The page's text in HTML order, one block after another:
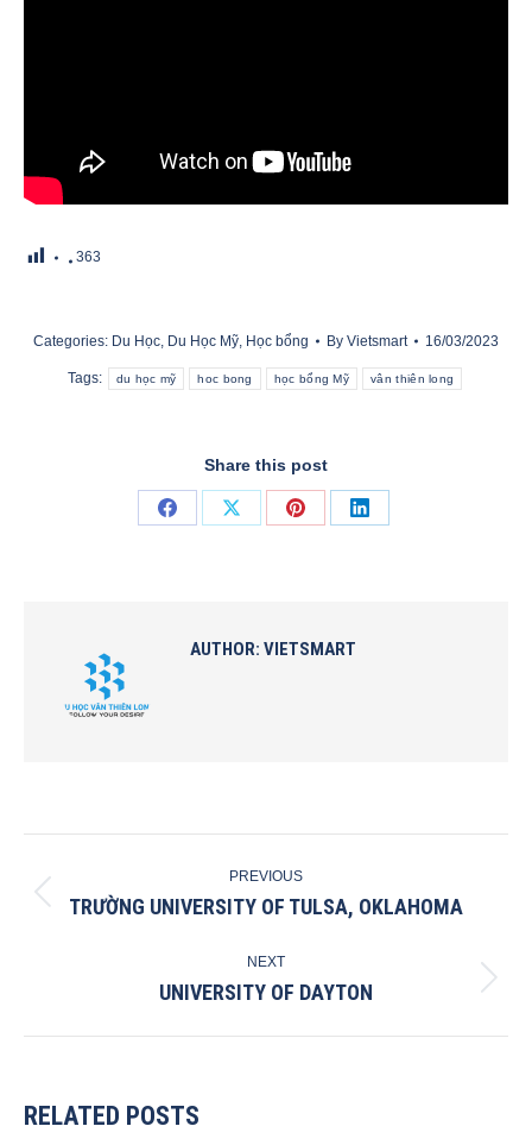
363
Categories: Du Học, Du Học Mỹ, Học bổng By Vietsmart 16/03/2023
Tags: du học mỹ hoc bong học bổng Mỹ vân thiên long
Share this post
Share
Share
Share
Share
AUTHOR: VIETSMART
NAVIGATION
PREVIOUS
Previous
TRƯỜNG UNIVERSITY OF TULSA, OKLAHOMA
NEXT
Next
UNIVERSITY OF DAYTON
RELATED POSTS